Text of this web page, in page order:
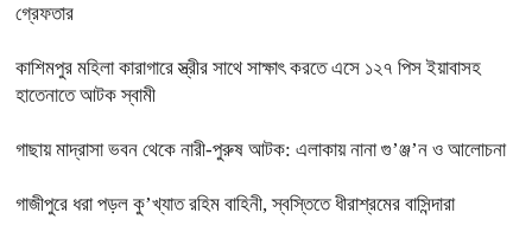
গ্রেফতার
কাশিমপুর মহিলা কারাগারে স্ত্রীর সাথে সাক্ষাৎ করতে এসে ১২৭ পিস ইয়াবাসহ
হাতেনাতে আটক স্বামী
গাছায় মাদ্রাসা ভবন থেকে নারী-পুরুষ আটক: এলাকায় নানা গু’ঞ্জ’ন ও আলোচনা
গাজীপুরে ধরা পড়ল কু’খ্যাত রহিম বাহিনী, স্বস্তিতে ধীরাশ্রমের বাসিন্দারা